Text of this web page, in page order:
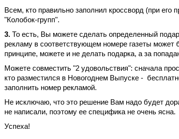
Всем, кто правильно заполнил кроссворд (при его
"Колобок-групп".
3. То есть, Вы можете сделать определенный
рекламу в соответствующем номере газеты может
принципе, можете и не делать подарка, а за
Можете совместить "2 удовольствия": сначала
кто разместился в Новогоднем Выпуске -
заполнить номер рекламой.
Не исключаю, что это решение Вам надо будет
не написали, поэтому ее специфика не очень ясна.
Успеха!